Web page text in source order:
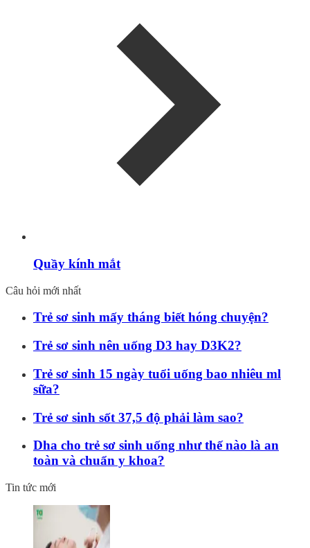
Quầy kính mắt
Câu hỏi mới nhất
Trẻ sơ sinh mấy tháng biết hóng chuyện?
Trẻ sơ sinh nên uống D3 hay D3K2?
Trẻ sơ sinh 15 ngày tuổi uống bao nhiêu ml
sữa?
Trẻ sơ sinh sốt 37,5 độ phải làm sao?
Dha cho trẻ sơ sinh uống như thế nào là an
toàn và chuẩn y khoa?
Tin tức mới